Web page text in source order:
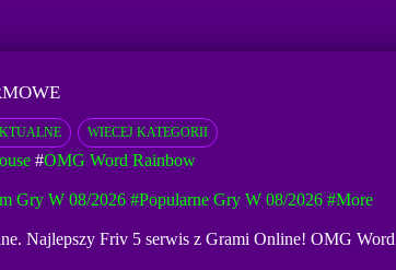
WIECEJ KATEGORII
#OMG Word Rainbow
Gry W 08/2026 #Popularne Gry W 08/2026 #more
Najlepszy Friv 5 serwis z Grami Online! OMG